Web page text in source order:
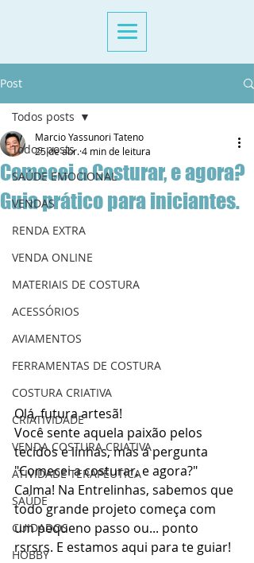
Aulas de Costura Criativa Presencial e Online São Paulo
Post
Todos posts
SAÚDE EMOCIONAL
VENDAS
RENDA EXTRA
VENDA ONLINE
MATERIAIS DE COSTURA
ACESSÓRIOS
AVIAMENTOS
FERRAMENTAS DE COSTURA
COSTURA CRIATIVA
CRIATIVIDADE
VENDA COSTURA CRIATIVA
ATIVIDADE TERAPÊUTICA
SAÚDE
CUIDADOS
HOBBY
Todos posts
Comecei a Costurar, e agora?
Guia prático para iniciantes.
Marcio Yassunori Tateno
25 de abr.4 min de leitura
Olá, futura artesã!
Você sente aquela paixão pelos
tecidos e linhas, mas a pergunta
"Comecei a costurar, e agora?"
Calma! Na Entrelinhas, sabemos que
todo grande projeto começa com
um pequeno passo ou... ponto
rsrsrs. E estamos aqui para te guiar!